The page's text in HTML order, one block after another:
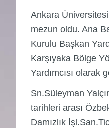
Ankara
mezun oldu. Ana
Kurulu Başkan
Karşıyaka Bölge
Yardımcısı olarak
Sn.Süleyman
tarihleri arası
Damızlık